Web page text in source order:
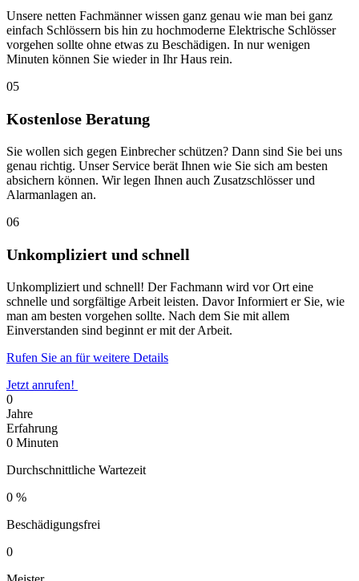
Unsere netten Fachmänner wissen ganz genau wie man bei ganz
einfach Schlössern bis hin zu hochmoderne Elektrische Schlösser
vorgehen sollte ohne etwas zu Beschädigen. In nur wenigen
Minuten können Sie wieder in Ihr Haus rein.
05
Kostenlose Beratung
Sie wollen sich gegen Einbrecher schützen? Dann sind Sie bei uns
genau richtig. Unser Service berät Ihnen wie Sie sich am besten
absichern können. Wir legen Ihnen auch Zusatzschlösser und
Alarmanlagen an.
06
Unkompliziert und schnell
Unkompliziert und schnell! Der Fachmann wird vor Ort eine
schnelle und sorgfältige Arbeit leisten. Davor Informiert er Sie, wie
man am besten vorgehen sollte. Nach dem Sie mit allem
Einverstanden sind beginnt er mit der Arbeit.
Rufen Sie an für weitere Details
Jetzt anrufen!
0
Jahre
Erfahrung
0 Minuten
Durchschnittliche Wartezeit
0 %
Beschädigungsfrei
0